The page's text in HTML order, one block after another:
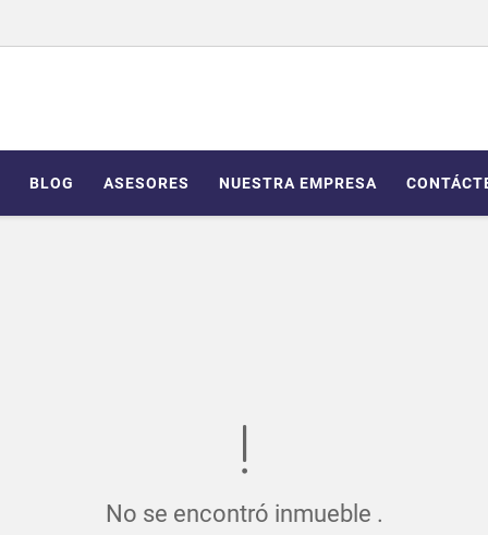
BLOG ASESORES NUESTRA EMPRESA
No se encontró inmueble .